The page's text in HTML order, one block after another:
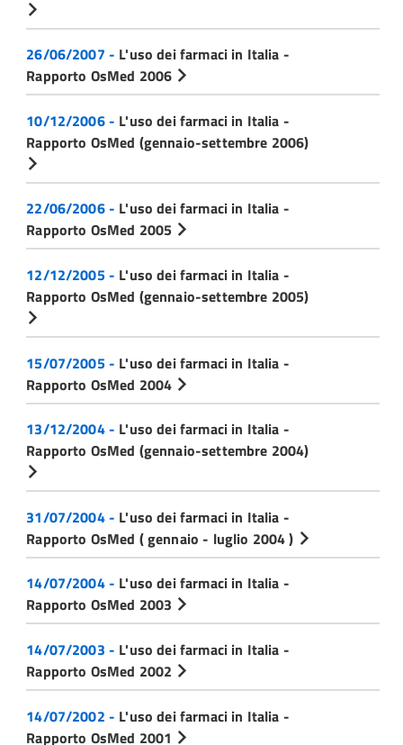
26/06/2007 - L'uso dei farmaci in Italia -
Rapporto OsMed 2006
10/12/2006 - L'uso dei farmaci in Italia -
Rapporto OsMed (gennaio-settembre 2006)
22/06/2006 - L'uso dei farmaci in Italia -
Rapporto OsMed 2005
12/12/2005 - L'uso dei farmaci in Italia -
Rapporto OsMed (gennaio-settembre 2005)
15/07/2005 - L'uso dei farmaci in Italia -
Rapporto OsMed 2004
13/12/2004 - L'uso dei farmaci in Italia -
Rapporto OsMed (gennaio-settembre 2004)
31/07/2004 - L'uso dei farmaci in Italia -
Rapporto OsMed ( gennaio - luglio 2004 )
14/07/2004 - L'uso dei farmaci in Italia -
Rapporto OsMed 2003
14/07/2003 - L'uso dei farmaci in Italia -
Rapporto OsMed 2002
14/07/2002 - L'uso dei farmaci in Italia -
Rapporto OsMed 2001